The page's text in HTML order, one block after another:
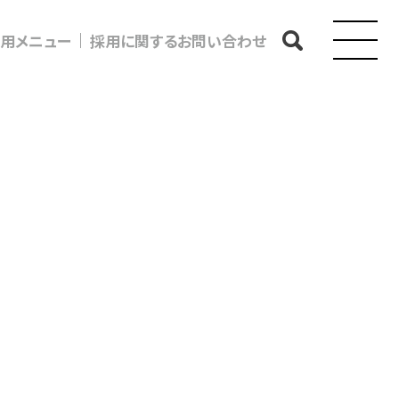
メニュー 採用に関するお問い合わせ